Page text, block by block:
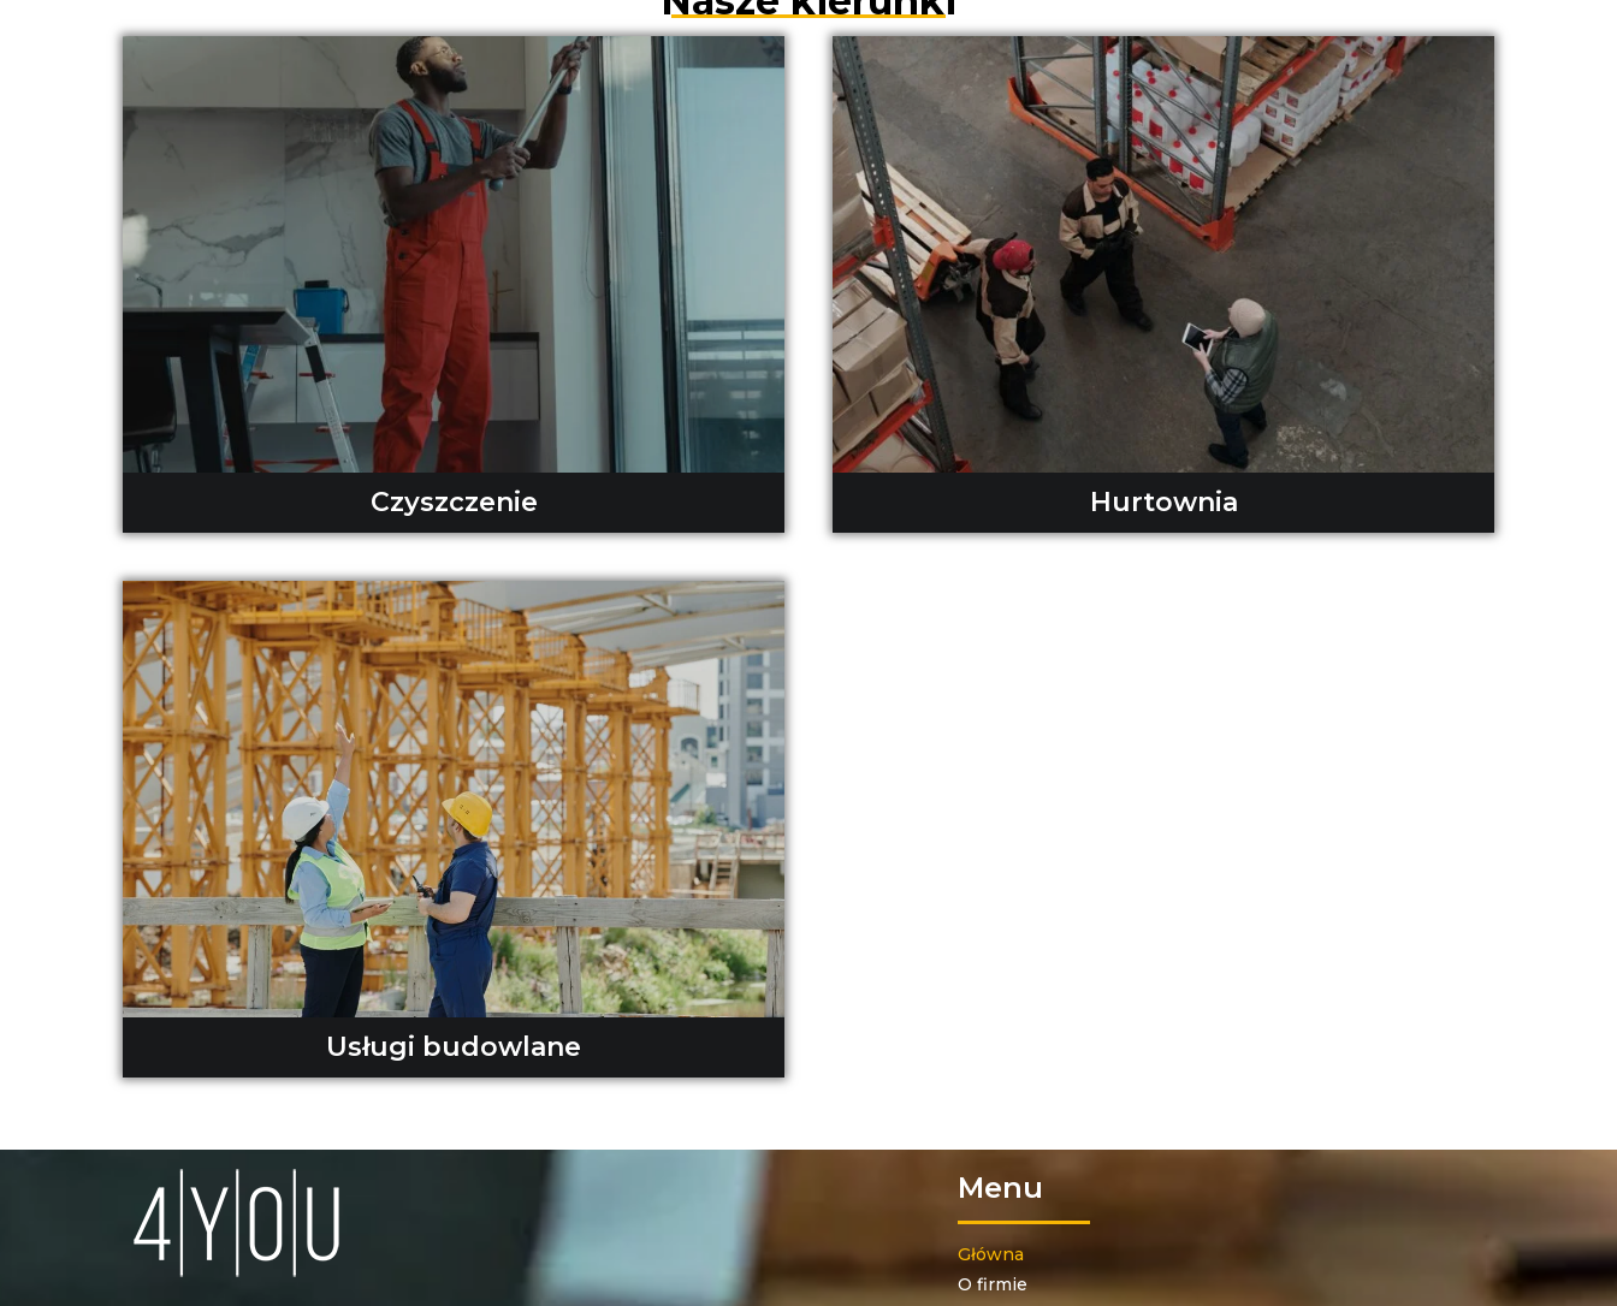
Czyszczenie Hurtownia
Usługi budowlane
Menu
Główna
O firmie